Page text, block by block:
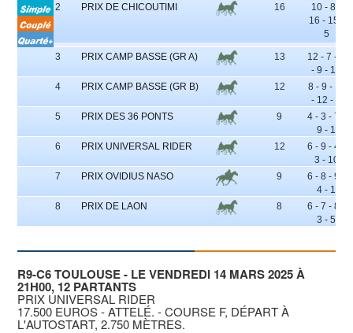
2
PRIX DE CHICOUTIMI 16
10 - 8 -
16 - 15 -
5
3 PRIX CAMP BASSE (GR A) 13
12 - 7 - 2
- 9 - 13
4
PRIX CAMP BASSE (GR B) 12
8 - 9 - 11
- 12 - 4
5
PRIX DES 36 PONTS 9
4 - 3 - 7 -
9 - 1
6
PRIX UNIVERSAL RIDER 12
6 - 9 - 4 -
3 - 10
7
PRIX OVIDIUS NASO 9
6 - 8 - 9 -
4 - 1
8
PRIX DE LAON 8
6 - 7 - 8 -
3 - 5
R9-C6 TOULOUSE - LE VENDREDI 14 MARS 2025 À
21H00, 12 PARTANTS
PRIX UNIVERSAL RIDER
17.500 EUROS - ATTELÉ. - COURSE F, DÉPART À
L'AUTOSTART, 2.750 MÈTRES.